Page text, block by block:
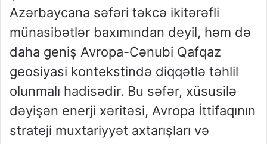
Azərbaycana səfəri təkcə ikitərəfli
münasibətlər baxımından deyil, həm də
daha geniş Avropa-Cənubi Qafqaz
geosiyasi kontekstində diqqətlə təhlil
olunmalı hadisədir. Bu səfər, xüsusilə
dəyişən enerji xəritəsi, Avropa İttifaqının
strateji muxtariyyət axtarışları və